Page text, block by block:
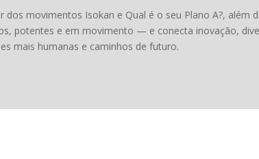
dos movimentos Isokan e Qual é o seu Plano A?,
potentes e em movimento — e conecta inovação,
mais humanas e caminhos de futuro.